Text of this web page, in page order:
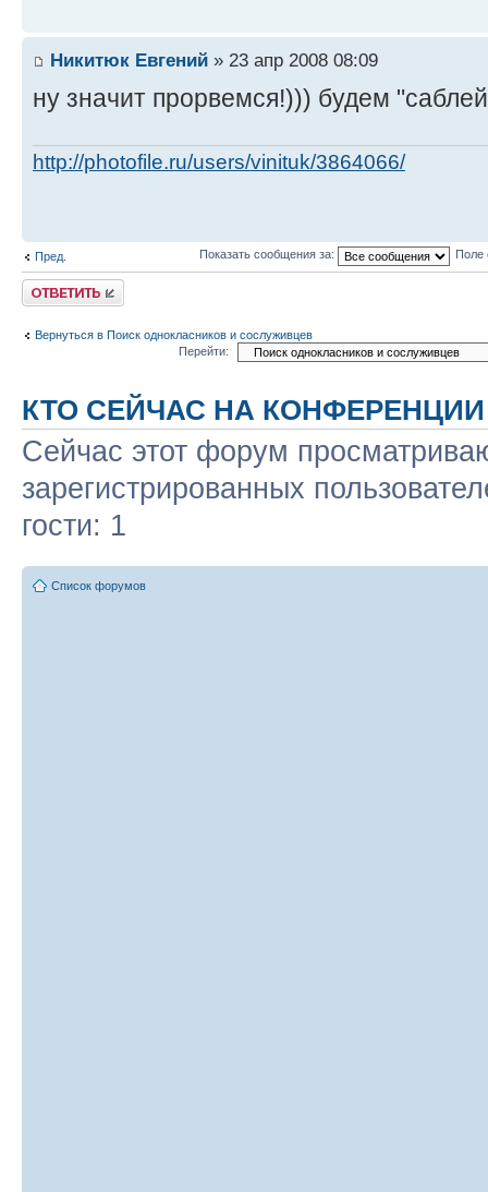
Никитюк Евгений » 23 апр 2008 08:09
ну значит прорвемся!))) будем
http://photofile.ru/users/vinituk/3864066/
Пред. Показать сообщения за: Поле
Ответить
Вернуться в Поиск однокласников и сослуживцев
Перейти:
КТО СЕЙЧАС НА КОНФЕРЕНЦИИ
Сейчас этот форум
зарегистрированных
гости: 1
Список форумов